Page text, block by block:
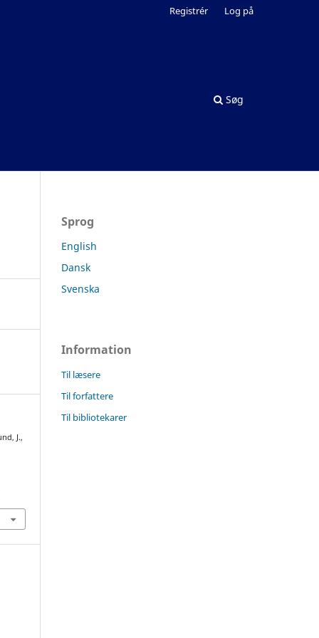
Søg
Registrér Log på
J.,
Sprog
English
Dansk
Svenska
Information
Til læsere
Til forfattere
Til bibliotekarer